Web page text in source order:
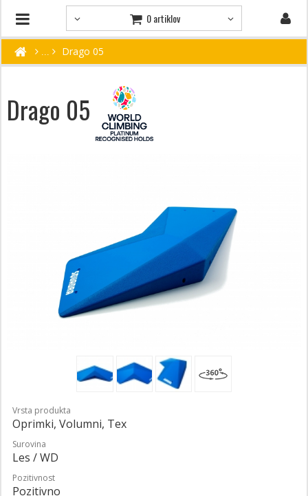
0 artiklov
Drago 05
Drago 05
Vrsta produkta
Oprimki, Volumni, Tex
Surovina
Les / WD
Pozitivnost
Pozitivno